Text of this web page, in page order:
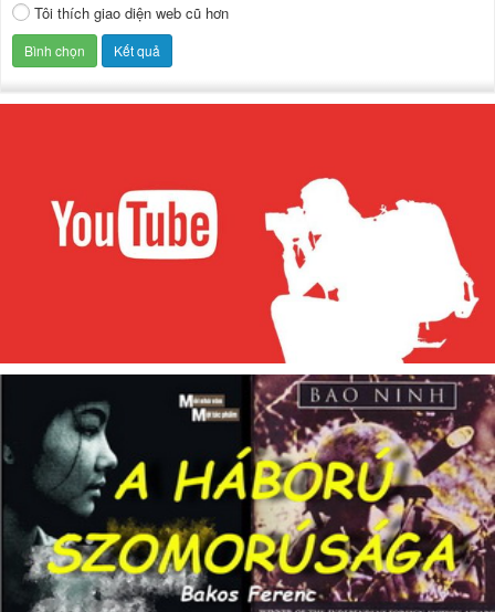
Tôi thích giao diện web cũ hơn